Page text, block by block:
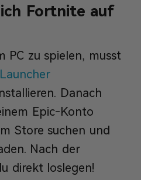
Fortnite auf
PC zu spielen, musst
Danach
Epic-Konto
Store suchen und
Nach der
direkt loslegen!